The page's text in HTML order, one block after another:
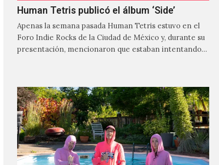
Human Tetris publicó el álbum ‘Side’
Apenas la semana pasada Human Tetris estuvo en el
Foro Indie Rocks de la Ciudad de México y, durante su
presentación, mencionaron que estaban intentando…